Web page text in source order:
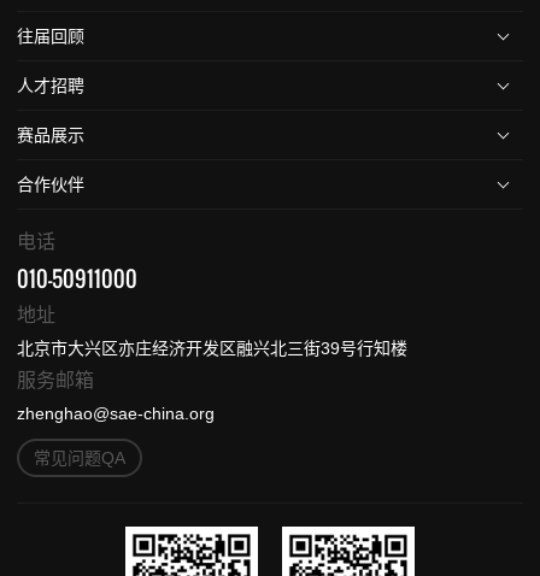
往届回顾
人才招聘
赛品展示
合作伙伴
电话
010-50911000
地址
北京市大兴区亦庄经济开发区融兴北三街39号行知楼
服务邮箱
zhenghao@sae-china.org
常见问题QA